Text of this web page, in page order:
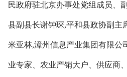
民政府驻北京办事处党组成员、
县副县长谢钟琛,平和县政协副主
米亚林,漳州信息产业集团有限公
业专家、农业产销大户、供应商